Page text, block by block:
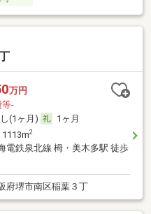
万円
等-
(1ヶ月)
1ヶ月
2
電鉄泉北線 栂・美木多駅 徒歩
府堺市南区稲葉３丁